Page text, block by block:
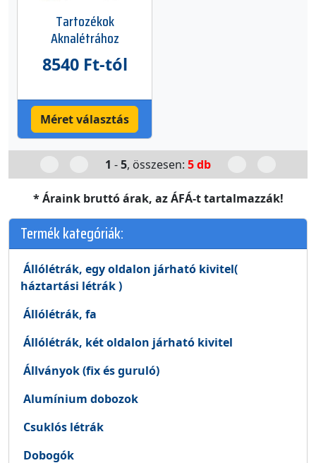
Termék kategóriák:
Állólétrák, egy oldalon járható kivitel(
háztartási létrák )
Állólétrák, fa
Állólétrák, két oldalon járható kivitel
Állványok (fix és guruló)
Alumínium dobozok
Csuklós létrák
Dobogók
Tartozékok
Aknalétrához
8540 Ft-tól
Méret választás
1 -5, összesen: 5 db
* Áraink bruttó árak, az ÁFÁ-t tartalmazzák!